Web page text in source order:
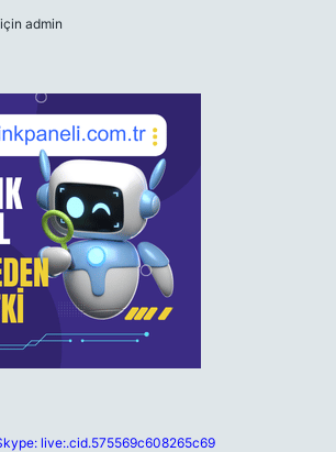
için admin
live:.cid.575569c608265c69